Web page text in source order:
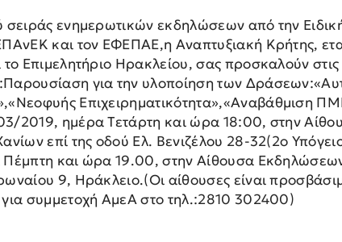
σειράς ενημερωτικών εκδηλώσεων από την
και τον ΕΦΕΠΑΕ,η Αναπτυξιακή Κρήτης,
το Επιμελητήριο Ηρακλείου, σας προσκαλούν
για την υλοποίηση των
Επιχειρηματικότητα»,«Αναβάθμιση
2019, ημέρα Τετάρτη και ώρα 18:00, στην
επί της οδού Ελ. Βενιζέλου 28-32(2o
και ώρα 19.00, στην Αίθουσα
9, Ηράκλειο.(Οι αίθουσες είναι
για συμμετοχή ΑμεΑ στο τηλ.:2810 302400)